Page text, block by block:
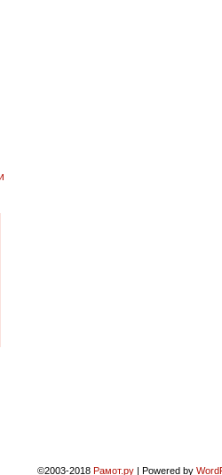
©2003-2018 Рамот.ру | Powered by